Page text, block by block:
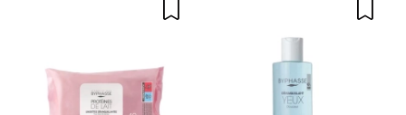
¿Recomendarías su compra? Si